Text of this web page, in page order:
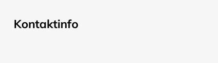
Kontaktinfo